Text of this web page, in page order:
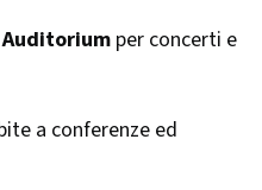
Auditorium per concerti e
a conferenze ed